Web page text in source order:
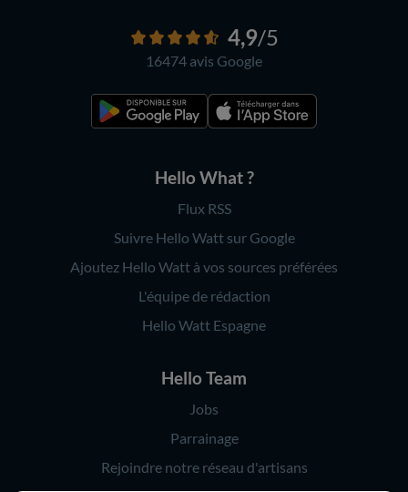
4,9/5
16474 avis Google
Hello What ?
Flux RSS
Suivre Hello Watt sur Google
Ajoutez Hello Watt à vos sources préférées
L'équipe de rédaction
Hello Watt Espagne
Hello Team
Jobs
Parrainage
Rejoindre notre réseau d'artisans